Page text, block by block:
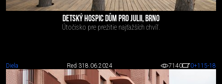
DETSKÝ HOSPIC DŮM PRO JULII, BRNO
Útočisko pre prežitie najťažších chvíľ.
Diela Red 318.06.2024 7140 0+115-18